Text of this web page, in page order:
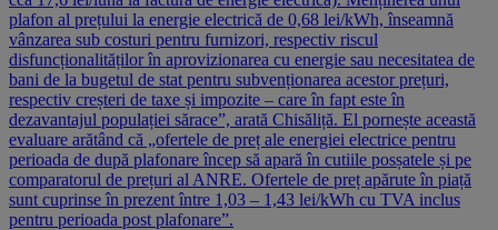
plafon al prețului la energie electrică de 0,68 lei/kWh, înseamnă
vânzarea sub costuri pentru furnizori, respectiv riscul
disfuncționalităților în aprovizionarea cu energie sau necesitatea de
bani de la bugetul de stat pentru subvenționarea acestor prețuri,
respectiv creșteri de taxe și impozite – care în fapt este în
dezavantajul populației sărace”, arată Chisăliță. El pornește această
evaluare arătând că „ofertele de preț ale energiei electrice pentru
perioada de după plafonare încep să apară în cutiile posșatele și pe
comparatorul de prețuri al ANRE. Ofertele de preț apărute în piață
sunt cuprinse în prezent între 1,03 – 1,43 lei/kWh cu TVA inclus
pentru perioada post plafonare”.